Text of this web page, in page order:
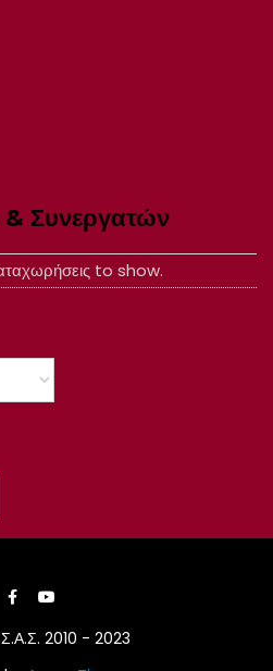
Συνεργατών
to show.
2010 - 2023